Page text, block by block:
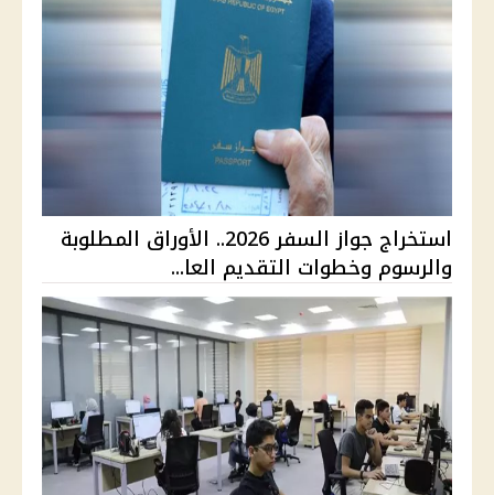
استخراج جواز السفر 2026.. الأوراق المطلوبة
والرسوم وخطوات التقديم العا...